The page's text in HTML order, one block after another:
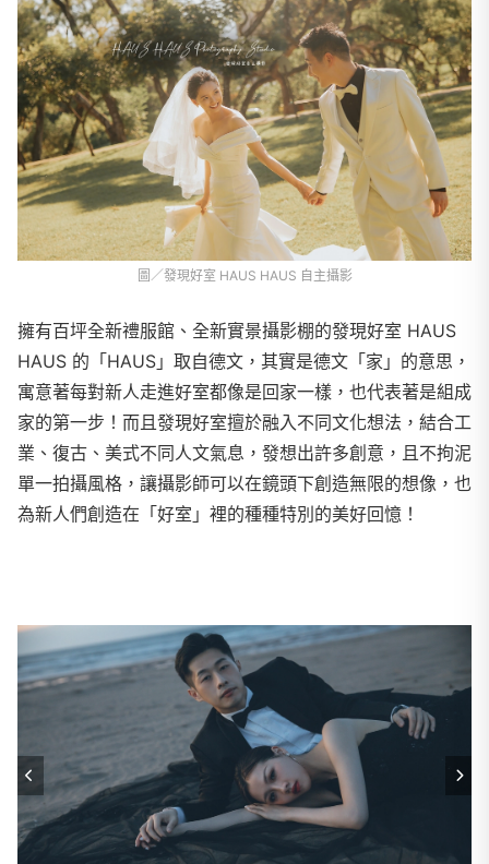
圖／發現好室 HAUS HAUS 自主攝影
擁有百坪全新禮服館、全新實景攝影棚的發現好室 HAUS
HAUS 的「HAUS」取自德文，其實是德文「家」的意思，
寓意著每對新人走進好室都像是回家一樣，也代表著是組成
家的第一步！而且發現好室擅於融入不同文化想法，結合工
業、復古、美式不同人文氣息，發想出許多創意，且不拘泥
單一拍攝風格，讓攝影師可以在鏡頭下創造無限的想像，也
為新人們創造在「好室」裡的種種特別的美好回憶！